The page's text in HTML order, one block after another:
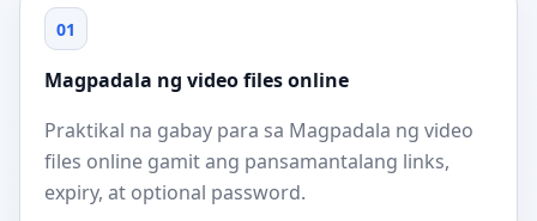
01
Magpadala ng video files online
Praktikal na gabay para sa Magpadala ng video
files online gamit ang pansamantalang links,
expiry, at optional password.